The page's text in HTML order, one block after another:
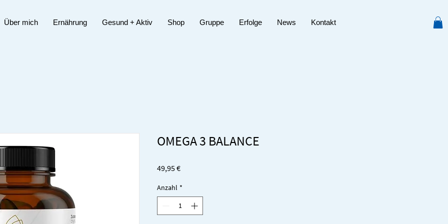
Über mich Ernährung Gesund + Aktiv Shop Gruppe Erfolge News Kontakt
OMEGA 3 BALANCE
49,95 €Preis
Anzahl *